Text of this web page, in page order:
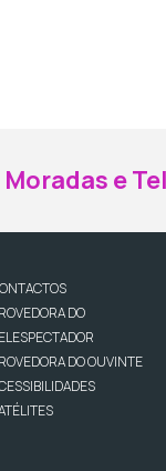
aoao
Moradas e
DO
DO OUVINTE